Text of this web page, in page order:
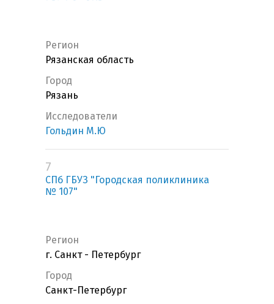
Регион
Рязанская область
Город
Рязань
Исследователи
Гольдин М.Ю
7
СПб ГБУЗ "Городская поликлиника
№ 107"
Регион
г. Санкт - Петербург
Город
Санкт-Петербург